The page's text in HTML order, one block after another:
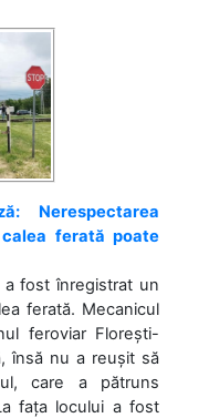
Nerespectarea
ferată poate
a fost înregistrat un
ferată. Mecanicul
feroviar Florești-
însă nu a reușit să
care a pătruns
fața locului a fost